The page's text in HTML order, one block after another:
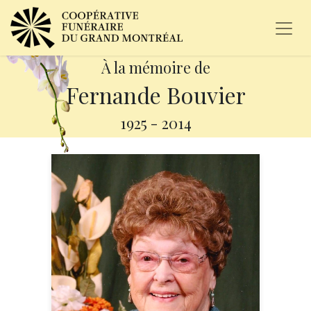
À la mémoire de
Fernande Bouvier
1925 - 2014